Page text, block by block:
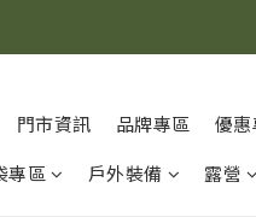
門市資訊 品牌專區
優
專區 戶外裝備 露營